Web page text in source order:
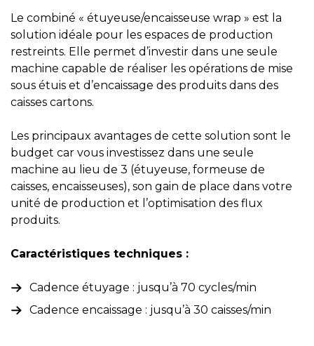
Le combiné « étuyeuse/encaisseuse wrap » est la
solution idéale pour les espaces de production
restreints. Elle permet d’investir dans une seule
machine capable de réaliser les opérations de mise
sous étuis et d’encaissage des produits dans des
caisses cartons.
Les principaux avantages de cette solution sont le
budget car vous investissez dans une seule
machine au lieu de 3 (étuyeuse, formeuse de
caisses, encaisseuses), son gain de place dans votre
unité de production et l’optimisation des flux
produits.
Caractéristiques techniques :
Cadence étuyage : jusqu’à 70 cycles/min
Cadence encaissage : jusqu’à 30 caisses/min